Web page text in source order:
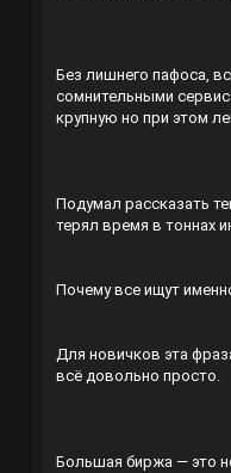
Без лишнего пафоса,
сомнительными
крупную но при этом
Подумал рассказать
терял время в тоннах
Почему все ищут
Для новичков эта
всё довольно просто.
Большая биржа — это